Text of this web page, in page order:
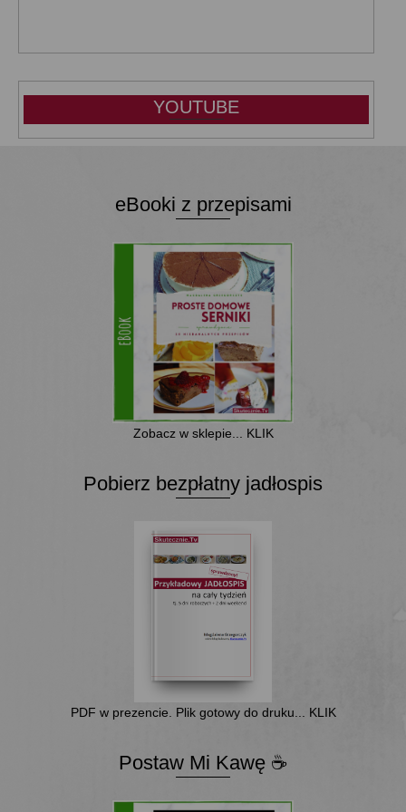
YOUTUBE
eBooki z przepisami
Zobacz w sklepie... KLIK
Pobierz bezpłatny jadłospis
PDF w prezencie. Plik gotowy do druku... KLIK
Postaw Mi Kawę ☕